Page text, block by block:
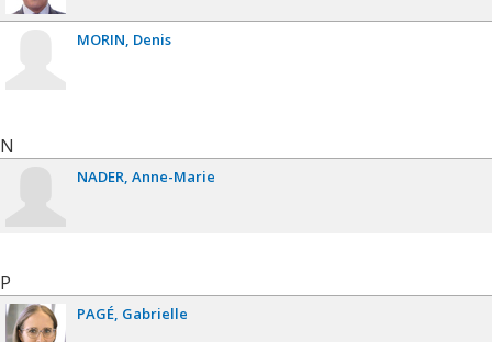
MORIN Denis
N
NADER Anne-Marie
P
PAGÉ Gabrielle